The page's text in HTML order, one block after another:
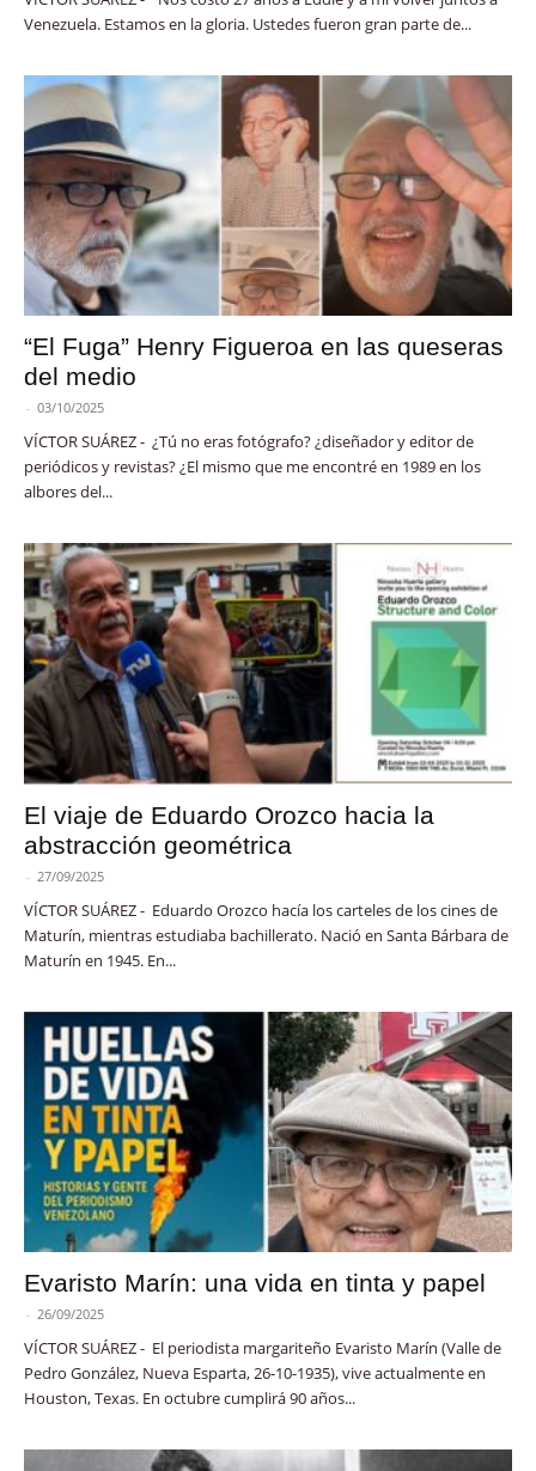
Venezuela. Estamos en la gloria. Ustedes fueron gran parte de...
“El Fuga” Henry Figueroa en las queseras
del medio
- 03/10/2025
VÍCTOR SUÁREZ - ¿Tú no eras fotógrafo? ¿diseñador y editor de
periódicos y revistas? ¿El mismo que me encontré en 1989 en los
albores del...
El viaje de Eduardo Orozco hacia la
abstracción geométrica
- 27/09/2025
VÍCTOR SUÁREZ - Eduardo Orozco hacía los carteles de los cines de
Maturín, mientras estudiaba bachillerato. Nació en Santa Bárbara de
Maturín en 1945. En...
Evaristo Marín: una vida en tinta y papel
- 26/09/2025
VÍCTOR SUÁREZ - El periodista margariteño Evaristo Marín (Valle de
Pedro González, Nueva Esparta, 26-10-1935), vive actualmente en
Houston, Texas. En octubre cumplirá 90 años...